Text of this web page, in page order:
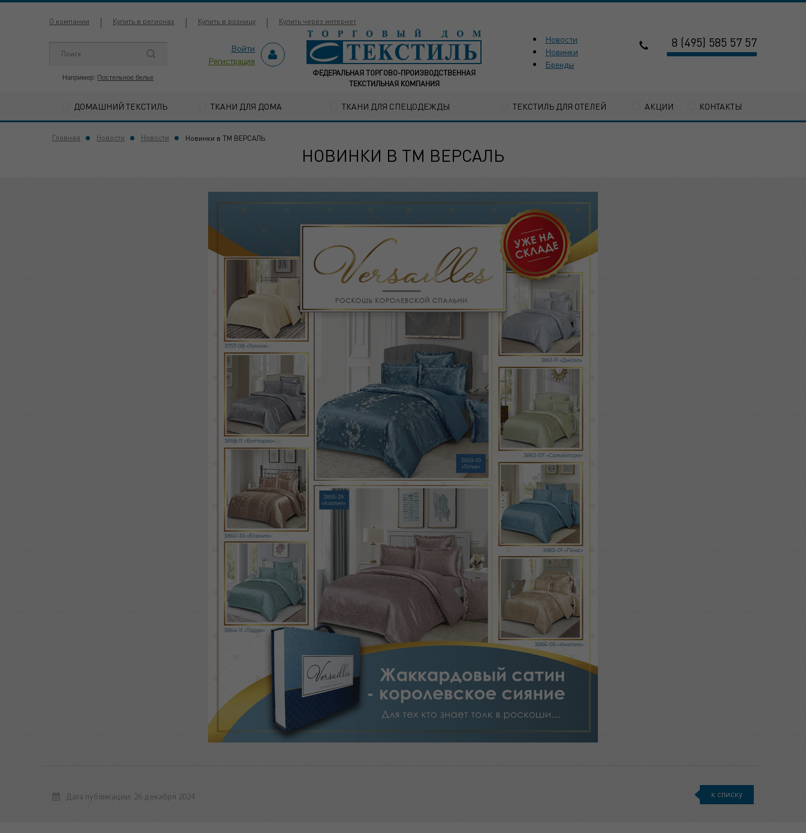
О компании Купить в регионах Купить в розницу Купить через интернет
Например: Постельное белье
Войти
Регистрация
ФЕДЕРАЛЬНАЯ ТОРГОВО-ПРОИЗВОДСТВЕННАЯ
ТЕКСТИЛЬНАЯ КОМПАНИЯ
Новости
Новинки
Бренды
8 (495) 585 57 57
ДОМАШНИЙ ТЕКСТИЛЬ ТКАНИ ДЛЯ ДОМА ТКАНИ ДЛЯ СПЕЦОДЕЖДЫ ТЕКСТИЛЬ ДЛЯ ОТЕЛЕЙ АКЦИИ КОНТАКТЫ
Главная Новости Новости Новинки в ТМ ВЕРСАЛЬ
НОВИНКИ В ТМ ВЕРСАЛЬ
к списку
Дата публикации: 26 декабря 2024